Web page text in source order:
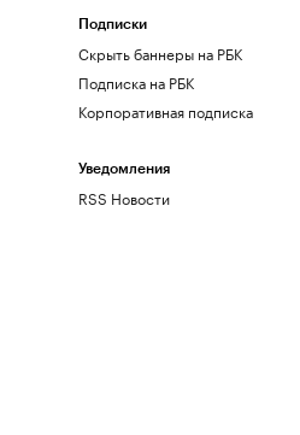
Подписки
Скрыть баннеры на РБК
Подписка на РБК
Корпоративная подписка
Уведомления
RSS Новости